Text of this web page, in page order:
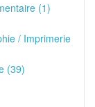
(1)
/ Imprimerie
(39)